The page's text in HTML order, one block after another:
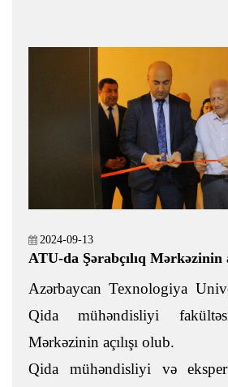
2024-09-13
ATU-da Şərabçılıq Mərkəzinin
Azərbaycan Texnologiya
Qida mühəndisliyi
Mərkəzinin açılışı olub.
Qida mühəndisliyi və